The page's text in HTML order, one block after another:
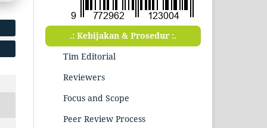
.: Kebijakan & Prosedur :.
Tim Editorial
Reviewers
Focus and Scope
Peer Review Process